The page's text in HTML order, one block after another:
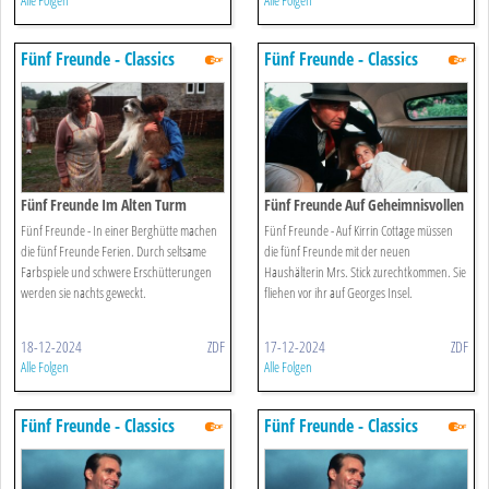
Fünf Freunde - Classics
Fünf Freunde Im Alten Turm
Fünf Freunde - In einer Berghütte machen
die fünf Freunde Ferien. Durch seltsame
Farbspiele und schwere Erschütterungen
werden sie nachts geweckt.
18-12-2024 ZDF
Alle Folgen
Fünf Freunde - Classics
Fünf Freunde Auf Geheimnisvollen
Spuren
Fünf Freunde - Auf Kirrin Cottage müssen
die fünf Freunde mit der neuen
Haushälterin Mrs. Stick zurechtkommen. Sie
fliehen vor ihr auf Georges Insel.
17-12-2024 ZDF
Alle Folgen
Fünf Freunde - Classics Fünf Freunde - Classics